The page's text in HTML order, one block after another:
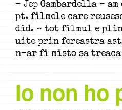
– Jep Gambardella –
pt. filmele care
did. – tot filmul e plin
uite prin fereastra
n-ar fi misto sa
Io non ho